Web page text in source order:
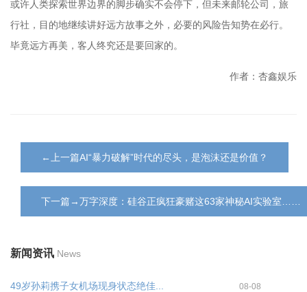
或许人类探索世界边界的脚步确实不会停下，但未来邮轮公司，旅
行社，目的地继续讲好远方故事之外，必要的风险告知势在必行。
毕竟远方再美，客人终究还是要回家的。
作者：杏鑫娱乐
←上一篇AI“暴力破解”时代的尽头，是泡沫还是价值？
下一篇→万字深度：硅谷正疯狂豪赌这63家神秘AI实验室……
新闻资讯 News
49岁孙莉携子女机场现身状态绝佳... 08-08